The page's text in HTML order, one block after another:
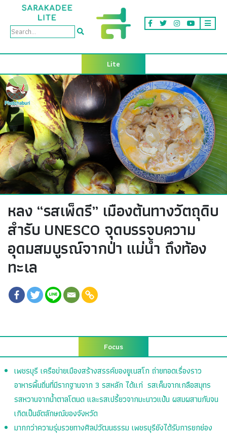
Lite
หลง “รสเพ็ดรี” เมืองต้นทางวัตถุดิบ
สำรับ UNESCO จุดบรรจบความ
อุดมสมบูรณ์จากป่า แม่น้ำ ถึงท้อง
ทะเล
Focus
เพชรบุรี เครือข่ายเมืองสร้างสรรค์ของยูเนสโก ถ่ายทอดเรื่องราว
อาหารพื้นถิ่นที่มีรากฐานจาก 3 รสหลัก ได้แก่ รสเค็มจากเกลือสมุทร
รสหวานจากน้ำตาลโตนด และรสเปรี้ยวจากมะนาวแป้น ผสมผสานกันจน
เกิดเป็นอัตลักษณ์ของจังหวัด
มากกว่าความรุ่มรวยทางศิลปวัฒนธรรม เพชรบุรียังได้รับการยกย่อง